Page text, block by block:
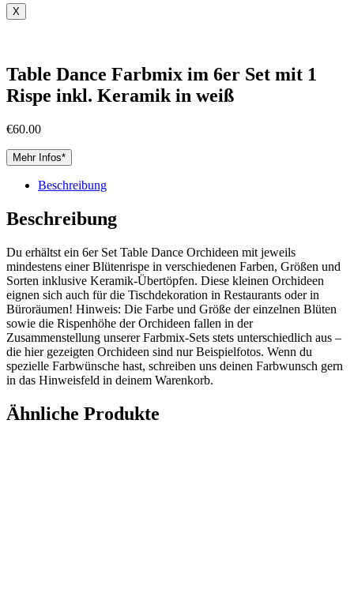
X
Table Dance Farbmix im 6er Set mit 1
Rispe inkl. Keramik in weiß
€60.00
Mehr Infos*
Beschreibung
Beschreibung
Du erhältst ein 6er Set Table Dance Orchideen mit jeweils
mindestens einer Blütenrispe in verschiedenen Farben, Größen und
Sorten inklusive Keramik-Übertöpfen. Diese kleinen Orchideen
eignen sich auch für die Tischdekoration in Restaurants oder in
Büroräumen! Hinweis: Die Farbe und Größe der einzelnen Blüten
sowie die Rispenhöhe der Orchideen fallen in der
Zusammenstellung unserer Farbmix-Sets stets unterschiedlich aus –
die hier gezeigten Orchideen sind nur Beispielfotos. Wenn du
spezielle Farbwünsche hast, schreiben uns deinen Farbwunsch gern
in das Hinweisfeld in deinem Warenkorb.
Ähnliche Produkte